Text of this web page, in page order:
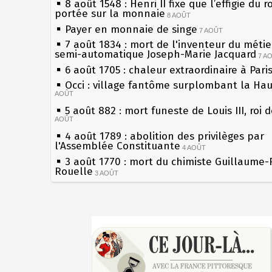
8 août 1548 : Henri II fixe que l’effigie du
portée sur la monnaie 8 AOÛT
Payer en monnaie de singe 7 AOÛT
7 août 1834 : mort de l'inventeur du
semi-automatique Joseph-Marie Jacquard 7
6 août 1705 : chaleur extraordinaire à Paris
Occi : village fantôme surplombant la
AOÛT
5 août 882 : mort funeste de Louis III, roi
AOÛT
4 août 1789 : abolition des privilèges par
l'Assemblée Constituante 4 AOÛT
3 août 1770 : mort du chimiste Guillaume-
Rouelle 3 AOÛT
Musée Jean de La Fontaine : réouverture
1er août 1589 : Henri III est poignardé à
par Jacques Clément, moine jacobin 1ER AOÛT
31 juillet 1899 : décret instaurant les
les siècles
27 mai 1610 : supplice de François
du roi Henri IV
Pierre qui roule n'amasse pas mousse